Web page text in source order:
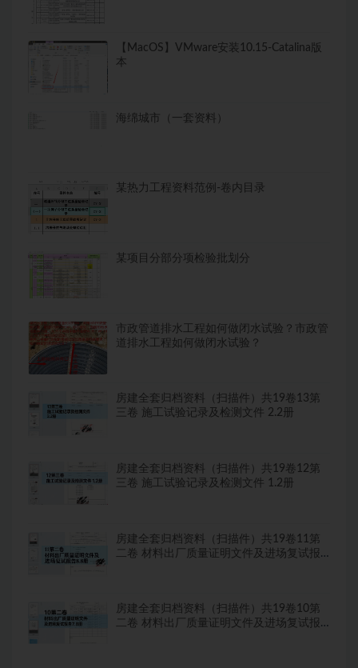
【MacOS】VMware安装10.15-Catalina版
本
海绵城市（一套资料）
某热力工程资料范例-卷内目录
某项目分部分项检验批划分
市政管道排水工程如何做闭水试验？市政管
道排水工程如何做闭水试验？
房建全套归档资料（扫描件）共19卷13第
三卷 施工试验记录及检测文件 2.2册
房建全套归档资料（扫描件）共19卷12第
三卷 施工试验记录及检测文件 1.2册
房建全套归档资料（扫描件）共19卷11第
二卷 材料出厂质量证明文件及进场复试报
房建全套归档资料（扫描件）共19卷10第
二卷 材料出厂质量证明文件及进场复试报